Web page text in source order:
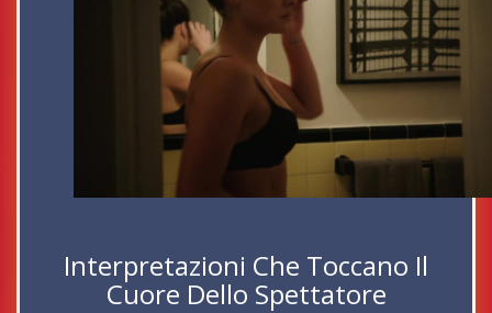
Interpretazioni Che Toccano Il
Cuore Dello Spettatore